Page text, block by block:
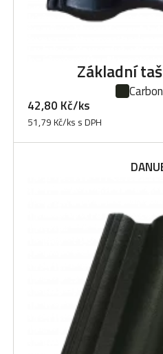
Základní
Carbon
42,80 Kč/ks
51,79 Kč/ks s DPH